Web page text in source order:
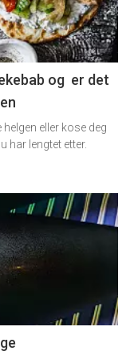
og er det
eller kose deg
har lengtet etter.